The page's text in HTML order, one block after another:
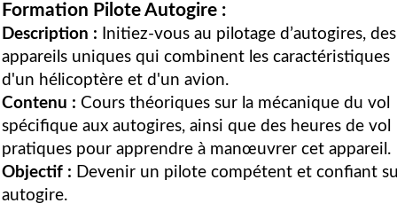
Formation Pilote Autogire :
Description : Initiez-vous au pilotage d’autogires, des
appareils uniques qui combinent les caractéristiques
d'un hélicoptère et d'un avion.
Contenu : Cours théoriques sur la mécanique du vol
spécifique aux autogires, ainsi que des heures de vol
pratiques pour apprendre à manœuvrer cet appareil.
Objectif : Devenir un pilote compétent et confiant
autogire.